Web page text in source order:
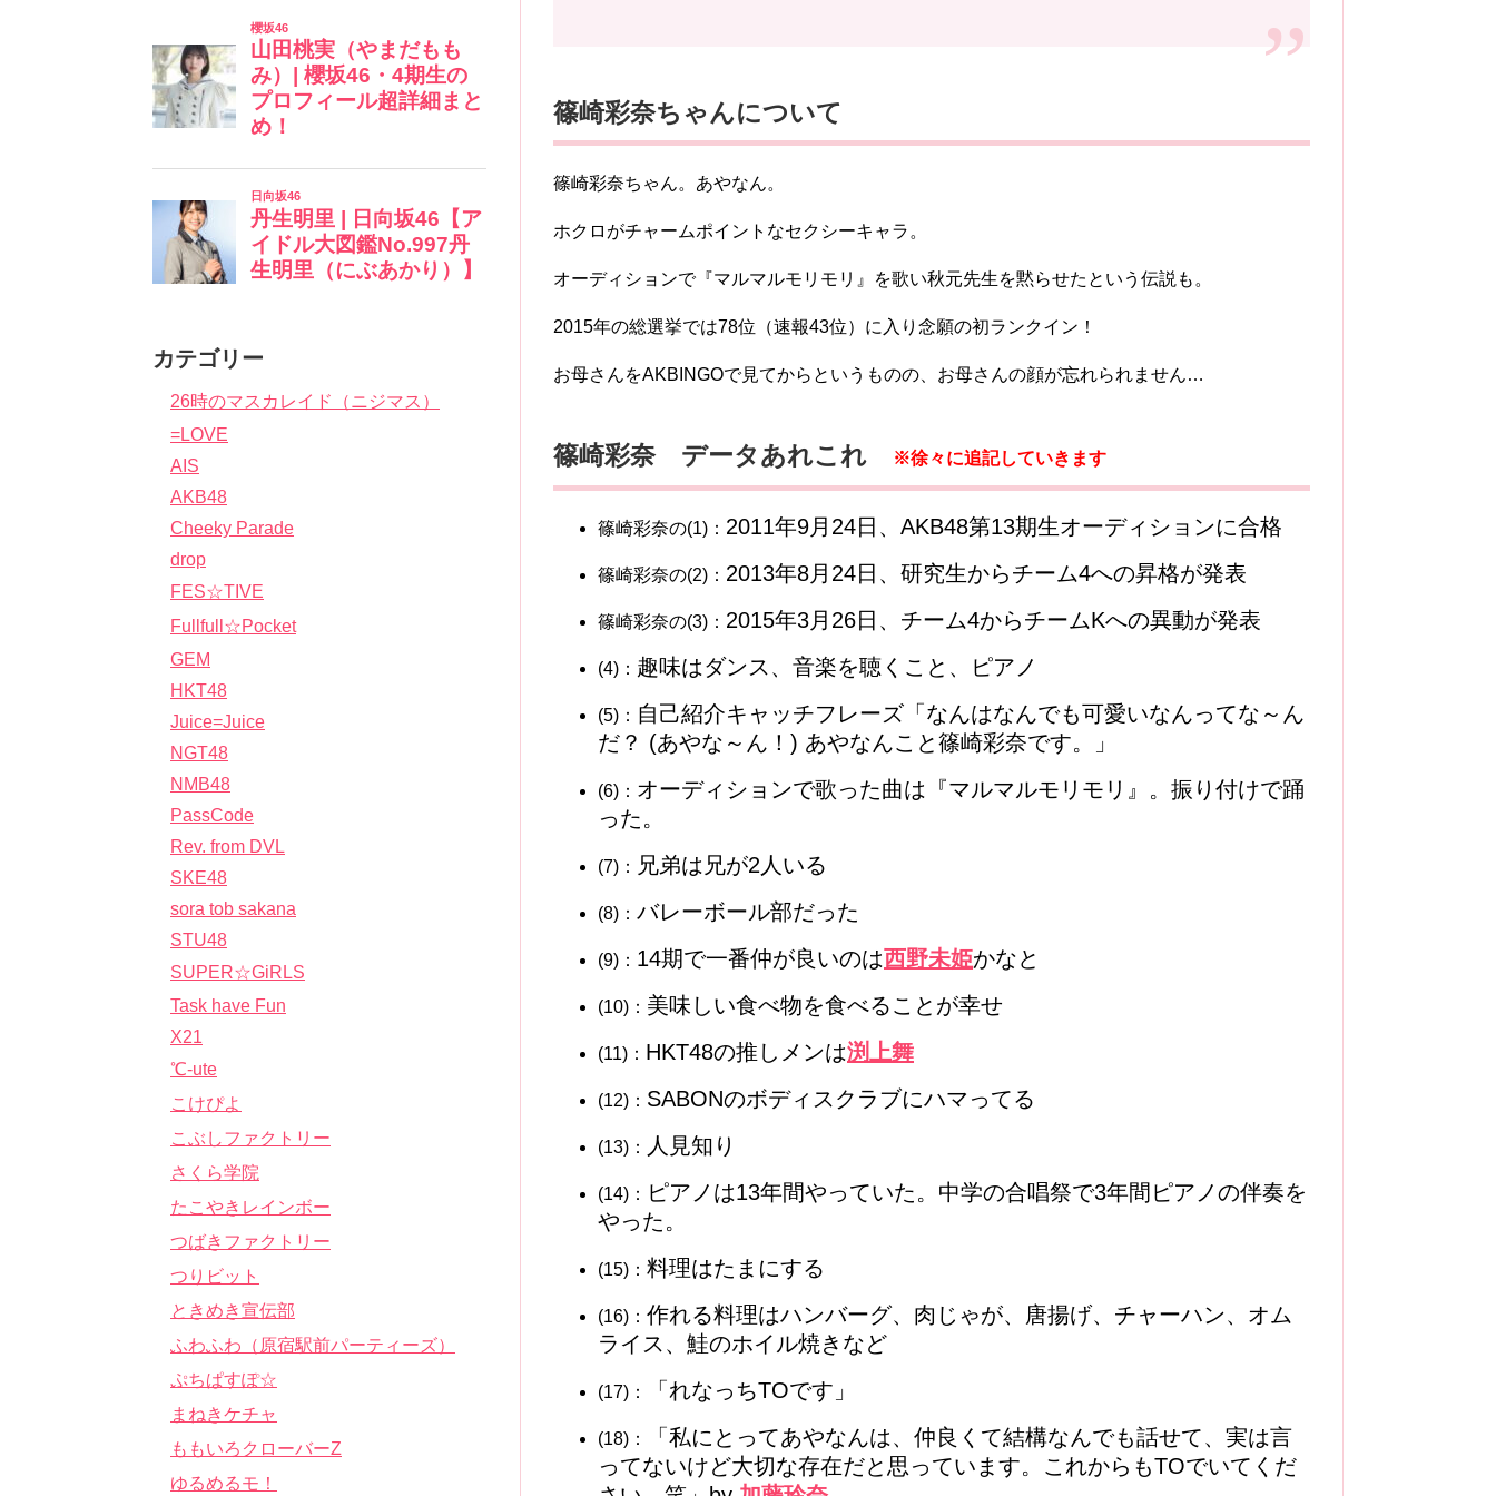
篠崎彩奈ちゃんについて
篠崎彩奈ちゃん。あやなん。
ホクロがチャームポイントなセクシーキャラ。
オーディションで『マルマルモリモリ』を歌い秋元先生を黙らせたという伝説も。
2015年の総選挙では78位（速報43位）に入り念願の初ランクイン！
お母さんをAKBINGOで見てからというものの、お母さんの顔が忘れられません…
篠崎彩奈 データあれこれ ※徐々に追記していきます
篠崎彩奈の(1)： 2011年9月24日、AKB48第13期生オーディションに合格
篠崎彩奈の(2)： 2013年8月24日、研究生からチーム4への昇格が発表
篠崎彩奈の(3)： 2015年3月26日、チーム4からチームKへの異動が発表
(4)： 趣味はダンス、音楽を聴くこと、ピアノ
(5)： 自己紹介キャッチフレーズ「なんはなんでも可愛いなんってな～ん
だ？ (あやな～ん！) あやなんこと篠崎彩奈です。」
(6)： オーディションで歌った曲は『マルマルモリモリ』。振り付けで踊
った。
(7)： 兄弟は兄が2人いる
(8)： バレーボール部だった
(9)： 14期で一番仲が良いのは西野未姫かなと
(10)： 美味しい食べ物を食べることが幸せ
(11)： HKT48の推しメンは渕上舞
(12)： SABONのボディスクラブにハマってる
(13)： 人見知り
(14)： ピアノは13年間やっていた。中学の合唱祭で3年間ピアノの伴奏を
やった。
(15)： 料理はたまにする
(16)： 作れる料理はハンバーグ、肉じゃが、唐揚げ、チャーハン、オム
ライス、鮭のホイル焼きなど
(17)： 「れなっちTOです」
(18)：
「私にとってあやなんは、仲良くて結構なんでも話せて、実は言
ってないけど大切な存在だと思っています。これからもTOでいてくだ
カテゴリー
26時のマスカレイド（ニジマス）
=LOVE
AIS
AKB48
Cheeky Parade
drop
FES☆TIVE
Fullfull☆Pocket
GEM
HKT48
Juice=Juice
NGT48
NMB48
PassCode
Rev. from DVL
SKE48
sora tob sakana
STU48
SUPER☆GiRLS
Task have Fun
X21
℃-ute
こけぴよ
こぶしファクトリー
さくら学院
たこやきレインボー
つばきファクトリー
つりビット
ときめき宣伝部
ふわふわ（原宿駅前パーティーズ）
ぷちぱすぽ☆
まねきケチャ
ももいろクローバーZ
ゆるめるモ！